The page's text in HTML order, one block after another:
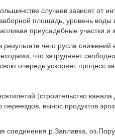
случаев зависят от
площадь, уровень воды
приусадебные участки
чего русла
что затрудняет
очередь ускоряет процесс
(строительство
вынос продуктов
соединения р.Заплавка,